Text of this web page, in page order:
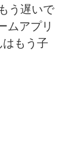
う遅いで
ムアプリ
もう子